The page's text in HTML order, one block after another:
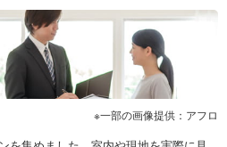
一部の画像提供：アフロ